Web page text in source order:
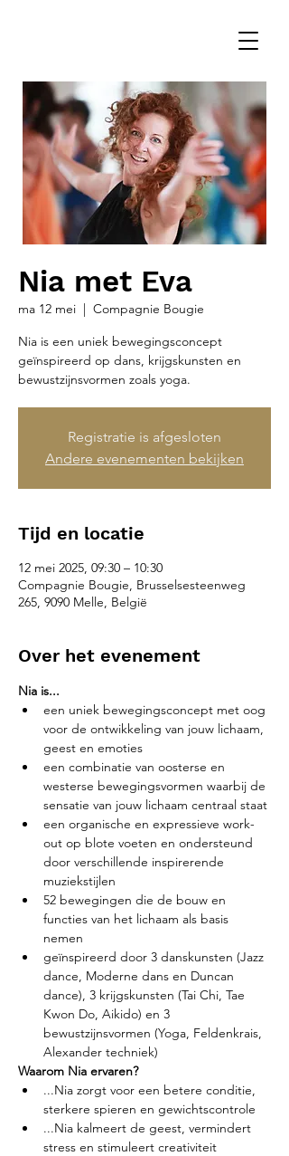
Nia met Eva
ma 12 mei
  |
Compagnie Bougie
Nia is een uniek bewegingsconcept
geïnspireerd op dans, krijgskunsten en
bewustzijnsvormen zoals yoga.
Registratie is afgesloten
Andere evenementen bekijken
Tijd en locatie
12 mei 2025, 09:30 – 10:30
Compagnie Bougie, Brusselsesteenweg
265, 9090 Melle, België
Over het evenement
Nia is...
een uniek bewegingsconcept met oog
voor de ontwikkeling van jouw lichaam,
geest en emoties
een combinatie van oosterse en
westerse bewegingsvormen waarbij de
sensatie van jouw lichaam centraal staat
een organische en expressieve work-
out op blote voeten en ondersteund
door verschillende inspirerende
muziekstijlen
52 bewegingen die de bouw en
functies van het lichaam als basis
nemen
geïnspireerd door 3 danskunsten (Jazz
dance, Moderne dans en Duncan
dance), 3 krijgskunsten (Tai Chi, Tae
Kwon Do, Aikido) en 3
bewustzijnsvormen (Yoga, Feldenkrais,
Alexander techniek)
Waarom Nia ervaren?
...Nia zorgt voor een betere conditie,
sterkere spieren en gewichtscontrole
...Nia kalmeert de geest, vermindert
stress en stimuleert creativiteit